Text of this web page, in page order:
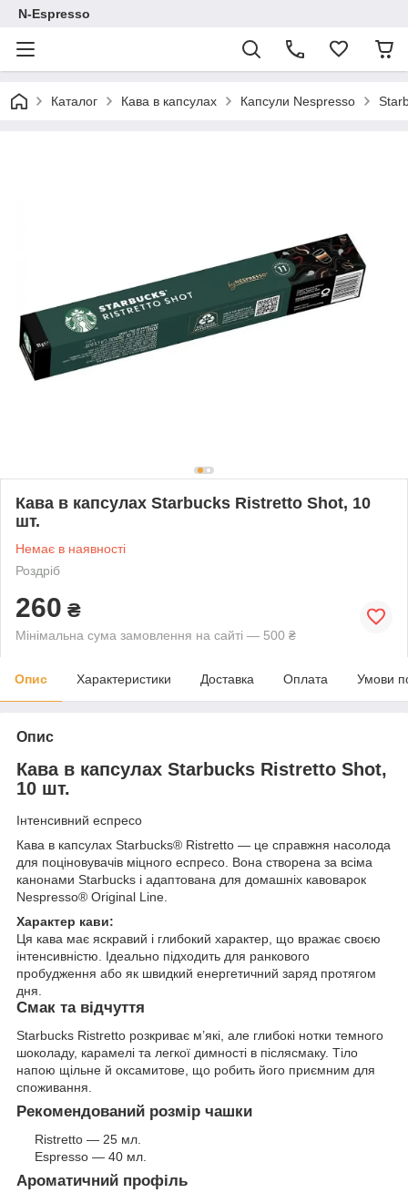
N-Espresso
Каталог Кава в капсулах Капсули Nespresso
Кава в капсулах Starbucks Ristretto Shot, 10
шт.
Немає в наявності
Роздріб
260 ₴
Мінімальна сума замовлення на сайті — 500 ₴
Опис Характеристики Доставка Оплата Умови
Опис
Кава в капсулах Starbucks Ristretto Shot,
10 шт.
Інтенсивний еспресо
Кава в капсулах Starbucks® Ristretto — це справжня насолода
для поціновувачів міцного еспресо. Вона створена за всіма
канонами Starbucks і адаптована для домашніх кавоварок
Nespresso® Original Line.
Характер кави:
Ця кава має яскравий і глибокий характер, що вражає своєю
інтенсивністю. Ідеально підходить для ранкового
пробудження або як швидкий енергетичний заряд протягом
дня.
Смак та відчуття
Starbucks Ristretto розкриває м’які, але глибокі нотки темного
шоколаду, карамелі та легкої димності в післясмаку. Тіло
напою щільне й оксамитове, що робить його приємним для
споживання.
Рекомендований розмір чашки
Ristretto — 25 мл.
Espresso — 40 мл.
Ароматичний профіль